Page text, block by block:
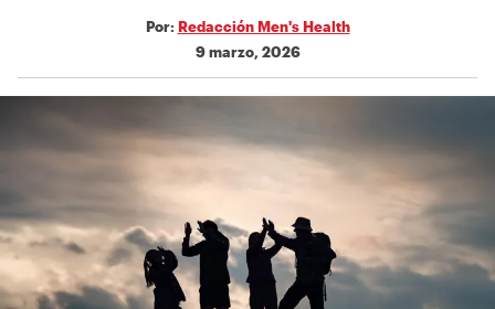
Por: Redacción Men's Health
9 marzo, 2026